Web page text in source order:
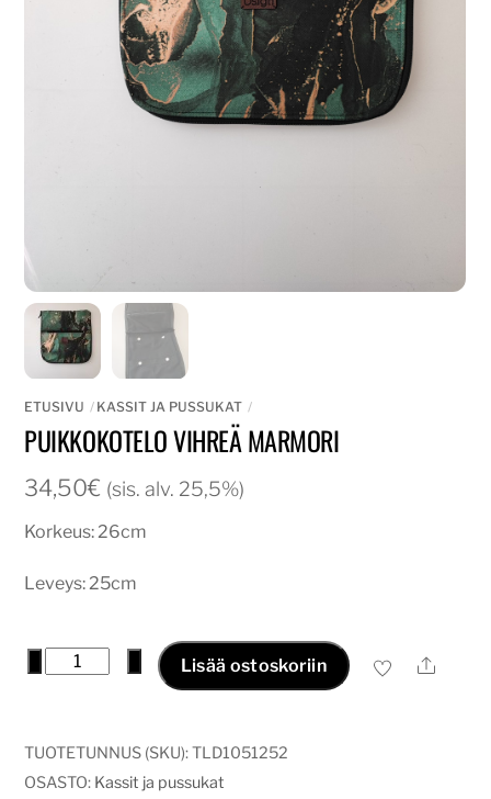
ETUSIVU KASSIT JA PUSSUKAT
PUIKKOKOTELO VIHREÄ MARMORI
34,50€ (sis. alv. 25,5%)
Korkeus: 26cm
Leveys: 25cm
Puikkokotelo
määrä
Lisää ostoskoriin Ale
TUOTETUNNUS (SKU):TLD1051252
OSASTO: Kassit ja pussukat